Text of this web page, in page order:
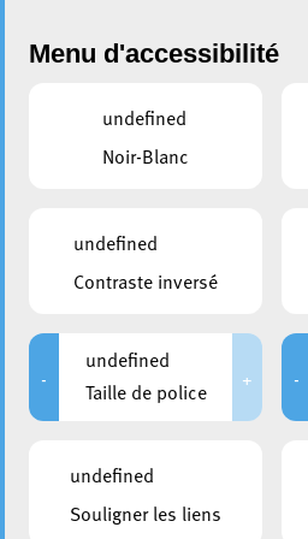
Administration
19e édition réussie
8 septembre 2025
Menu d'accessibilité
undefined
Noir-Blanc
undefined
Contraste inversé
-
undefined
Taille de police
+ -
undefined
Souligner les liens